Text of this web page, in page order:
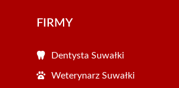
FIRMY
Dentysta Suwałki
Weterynarz Suwałki